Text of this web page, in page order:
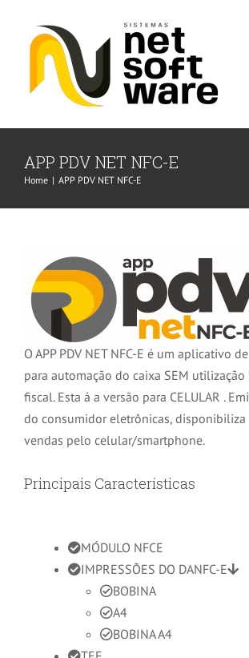
content
APP PDV NET NFC-E
Home | APP PDV NET NFC-E
O APP PDV NET NFC-E é um aplicativo
para automação do caixa SEM utilização
fiscal. Esta á a versão para CELULAR .
do consumidor eletrônicas, disponibiliza
vendas pelo celular/smartphone.
Principais Características
MÓDULO NFCE
IMPRESSÕES DO DANFC-E
BOBINA
A4
BOBINA A4